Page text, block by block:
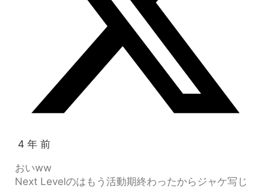
4 年 前
おいww
Next Levelのはもう活動期終わったからジャケ写じ